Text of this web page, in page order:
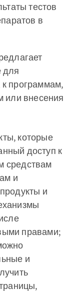
тестов
в
для
к программам,
или внесения
которые
доступ к
средствам
и
продукты и
правами;
и